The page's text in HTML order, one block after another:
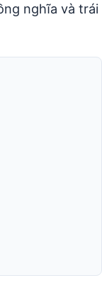
nghĩa và trái